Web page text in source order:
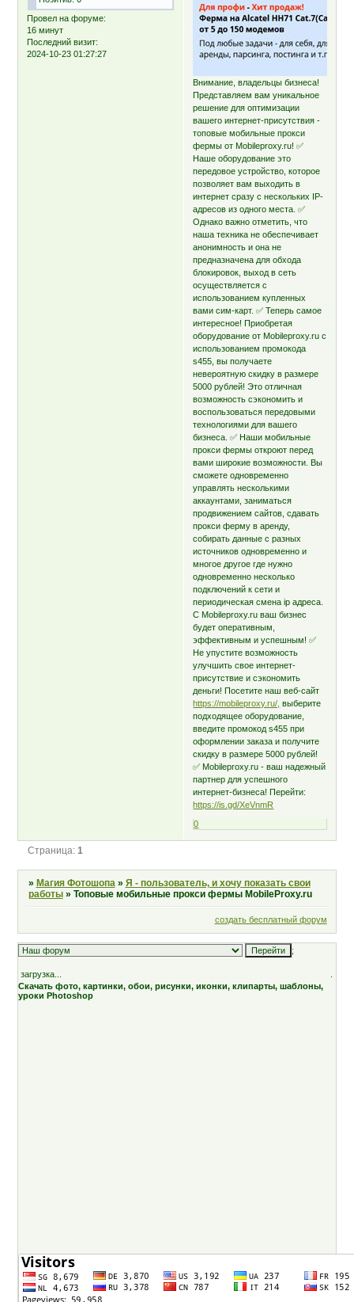
Провел на форуме:
16 минут
Последний визит:
2024-10-23 01:27:27
Внимание, владельцы бизнеса!
Представляем вам уникальное
решение для оптимизации
вашего интернет-присутствия -
топовые мобильные прокси
фермы от Mobileproxy.ru! ✅
Наше оборудование это
передовое устройство, которое
позволяет вам выходить в
интернет сразу с нескольких IP-
адресов из одного места. ✅
Однако важно отметить, что
наша техника не обеспечивает
анонимность и она не
предназначена для обхода
блокировок, выход в сеть
осуществляется с
использованием купленных
вами сим-карт. ✅ Теперь самое
интересное! Приобретая
оборудование от Mobileproxy.ru с
использованием промокода
s455, вы получаете
невероятную скидку в размере
5000 рублей! Это отличная
возможность сэкономить и
воспользоваться передовыми
технологиями для вашего
бизнеса. ✅ Наши мобильные
прокси фермы откроют перед
вами широкие возможности. Вы
сможете одновременно
управлять несколькими
аккаунтами, заниматься
продвижением сайтов, сдавать
прокси ферму в аренду,
собирать данные с разных
источников одновременно и
многое другое где нужно
одновременно несколько
подключений к сети и
периодическая смена ip адреса.
С Mobileproxy.ru ваш бизнес
будет оперативным,
эффективным и успешным! ✅
Не упустите возможность
улучшить свое интернет-
присутствие и сэкономить
деньги! Посетите наш веб-сайт
https://mobileproxy.ru/, выберите
подходящее оборудование,
введите промокод s455 при
оформлении заказа и получите
скидку в размере 5000 рублей!
✅ Mobileproxy.ru - ваш надежный
партнер для успешного
интернет-бизнеса! Перейти:
https://is.gd/XeVnmR
0
Страница: 1
» Магия Фотошопа » Я - пользователь, и хочу показать свои
работы » Топовые мобильные прокси фермы MobileProxy.ru
создать бесплатный форум
;
загрузка...
Скачать фото, картинки, обои, рисунки, иконки, клипарты, шаблоны,
уроки Photoshop